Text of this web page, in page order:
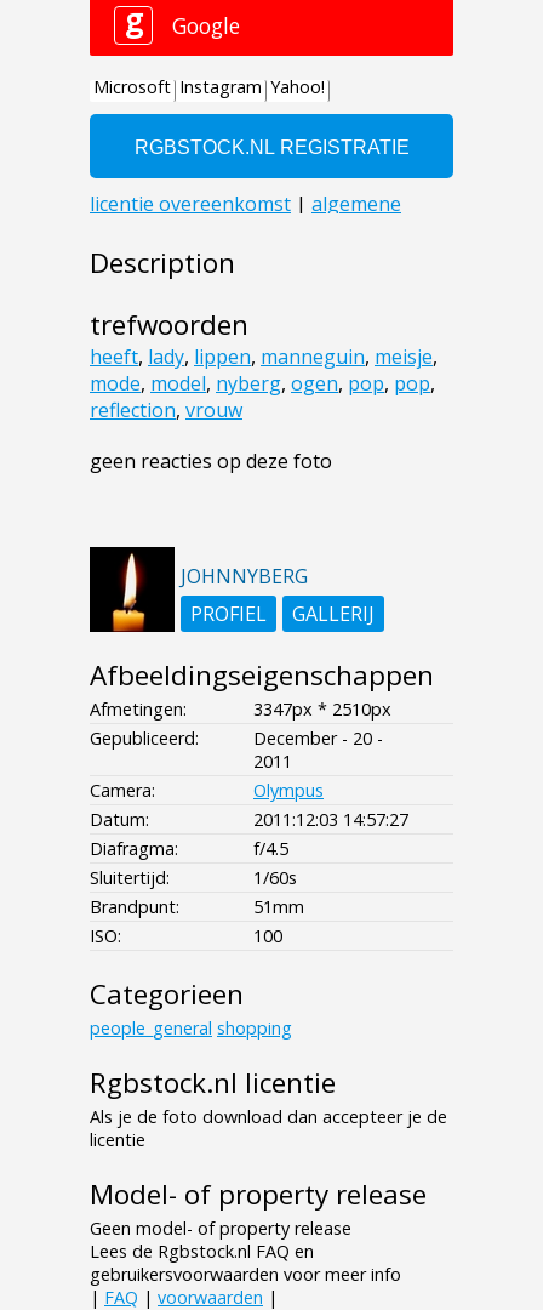
Description
trefwoorden
heeft, lady, lippen, manneguin, meisje,
mode, model, nyberg, ogen, pop, pop,
reflection, vrouw
geen reacties op deze foto
JOHNNYBERG
PROFIEL
GALLERIJ
Afbeeldingseigenschappen
Afmetingen:
3347px * 2510px
Gepubliceerd:
December - 20 -
2011
Camera:
Olympus
Datum:
2011:12:03 14:57:27
Diafragma:
f/4.5
Sluitertijd:
1/60s
Brandpunt:
51mm
ISO:
100
Categorieen
people_general shopping
Rgbstock.nl licentie
Als je de foto download dan accepteer je de
licentie
Model- of property release
Geen model- of property release
Lees de Rgbstock.nl FAQ en
gebruikersvoorwaarden voor meer info
| FAQ | voorwaarden |